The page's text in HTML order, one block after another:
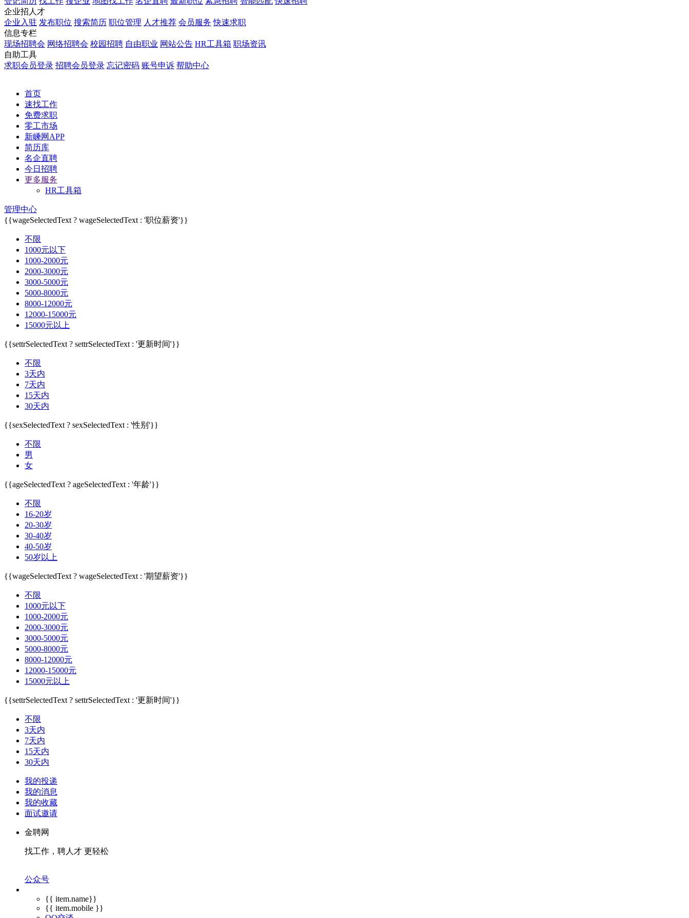
企业招人才
企业入驻 发布职位 搜索简历 职位管理 人才推荐 会员服务 快速求职
信息专栏
现场招聘会 网络招聘会 校园招聘 自由职业 网站公告 HR工具箱 职场资讯
自助工具
求职会员登录 招聘会员登录 忘记密码 账号申诉 帮助中心
首页
速找工作
免费求职
零工市场
新嵊网APP
简历库
名企直聘
今日招聘
更多服务
HR工具箱
管理中心
{{wageSelectedText ? wageSelectedText : '职位薪资'}}
不限
1000元以下
1000-2000元
2000-3000元
3000-5000元
5000-8000元
8000-12000元
12000-15000元
15000元以上
{{settrSelectedText ? settrSelectedText : '更新时间'}}
不限
3天内
7天内
15天内
30天内
{{sexSelectedText ? sexSelectedText : '性别'}}
不限
男
女
{{ageSelectedText ? ageSelectedText : '年龄'}}
不限
16-20岁
20-30岁
30-40岁
40-50岁
50岁以上
{{wageSelectedText ? wageSelectedText : '期望薪资'}}
不限
1000元以下
1000-2000元
2000-3000元
3000-5000元
5000-8000元
8000-12000元
12000-15000元
15000元以上
{{settrSelectedText ? settrSelectedText : '更新时间'}}
不限
3天内
7天内
15天内
30天内
我的投递
我的消息
我的收藏
面试邀请
金聘网
找工作，聘人才 更轻松
公众号
{{ item.name}}
{{ item.mobile }}